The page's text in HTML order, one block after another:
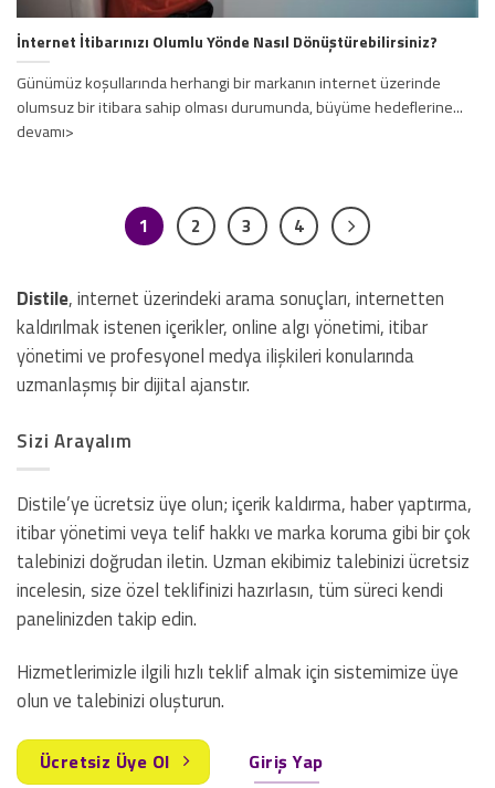
İnternet İtibarınızı Olumlu Yönde Nasıl Dönüştürebilirsiniz?
Günümüz koşullarında herhangi bir markanın internet üzerinde
olumsuz bir itibara sahip olması durumunda, büyüme hedeflerine...
devamı>
1 2 3 4
Distile, internet üzerindeki arama sonuçları, internetten
kaldırılmak istenen içerikler, online algı yönetimi, itibar
yönetimi ve profesyonel medya ilişkileri konularında
uzmanlaşmış bir dijital ajanstır.
Sizi Arayalım
Distile’ye ücretsiz üye olun; içerik kaldırma, haber yaptırma,
itibar yönetimi veya telif hakkı ve marka koruma gibi bir çok
talebinizi doğrudan iletin. Uzman ekibimiz talebinizi ücretsiz
incelesin, size özel teklifinizi hazırlasın, tüm süreci kendi
panelinizden takip edin.
Hizmetlerimizle ilgili hızlı teklif almak için sistemimize üye
olun ve talebinizi oluşturun.
Ücretsiz Üye Ol Giriş Yap